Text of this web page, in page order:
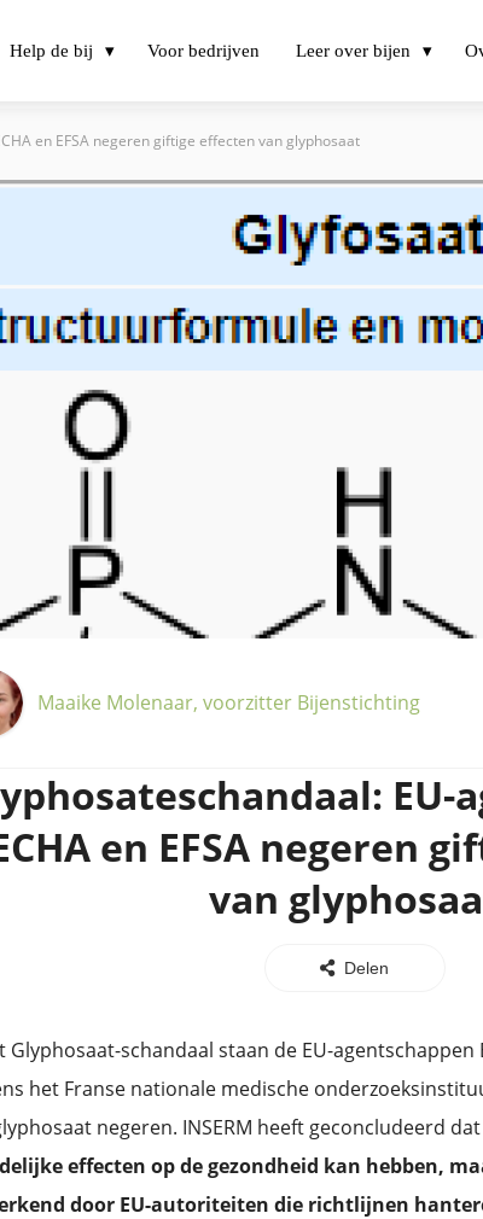
Help de bij Voor bedrijven Leer over bijen
en EFSA negeren giftige effecten van glyphosaat
Maaike Molenaar, voorzitter Bijenstichting
EU-
en EFSA negeren
van
Delen
Glyphosaat-schandaal staan de EU-agentschappen
het Franse nationale medische
negeren. INSERM heeft geconcludeerd dat
effecten op de gezondheid kan hebben,
door EU-autoriteiten die richtlijnen